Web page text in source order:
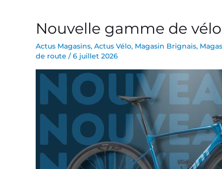
Nouvelle gamme de
Actus Magasins, Actus Vélo, Magasin Brignais,
de route /6 juillet 2026
Nouvelle
de
de
route
GIANT
2027